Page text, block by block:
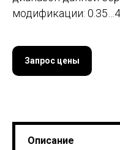
модификации:
Запрос цены